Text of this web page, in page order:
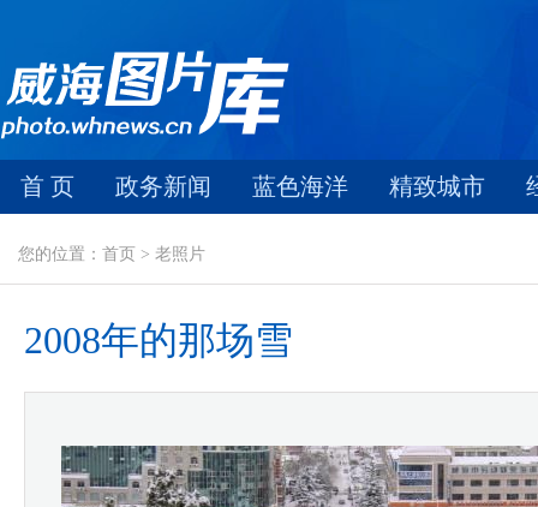
首 页 政务新闻 蓝色海洋 精致城市
您的位置：首页 > 老照片
2008年的那场雪